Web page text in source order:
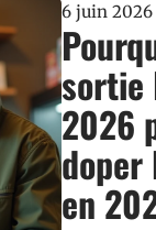
6 juin 2026
sortie
2026
en